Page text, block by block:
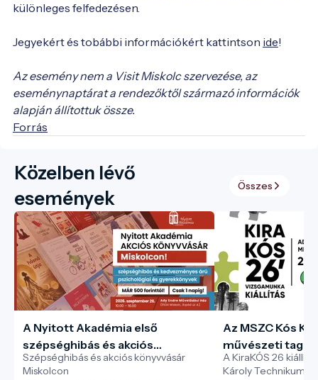
különleges felfedezésen.
Jegyekért és tobábbi információkért kattintson ide!
Az esemény nem a Visit Miskolc szervezése, az
eseménynaptárat a rendezőktől származó információk
alapján állítottuk össze.
Forrás
Közelben lévő
események
Összes
A Nyitott Akadémia első
szépséghibás és akciós
pszichológiai könyvvására
Szépséghibás és akciós könyvvásár
Miskolcon
Az MSZC Kós
művészeti
„KiraKÓS”
A KiraKÓS 26
Károly Technikum